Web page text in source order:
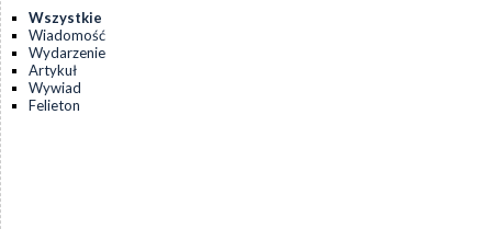
Wszystkie
Wiadomość
Wydarzenie
Artykuł
Wywiad
Felieton